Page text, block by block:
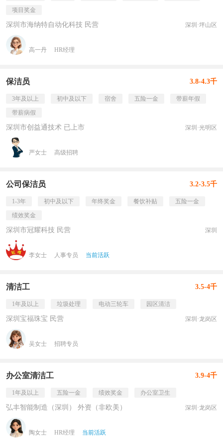
项目奖金
深圳市海纳特自动化科技 民营 深圳·坪山区
高一丹 HR经理
保洁员 3.8-4.3千
3年及以上 初中及以下 宿舍 五险一金
带薪年假
带薪病假
深圳市创益通技术 已上市 深圳·光明区
严女士 高级招聘
公司保洁员 3.2-3.5千
1-3年 初中及以下 年终奖金 餐饮补贴
五险一金
绩效奖金
深圳市冠耀科技 民营 深圳
李女士 人事专员 当前活跃
清洁工 3.5-4千
1年及以上 垃圾处理 电动三轮车 园区清洁
深圳宝福珠宝 民营 深圳·龙岗区
吴女士 招聘专员
办公室清洁工 3.9-4千
1年及以上 五险一金 绩效奖金 办公室卫生
弘丰智能制造（深圳） 外资（非欧美） 深圳·龙岗区
陶女士 HR经理 当前活跃